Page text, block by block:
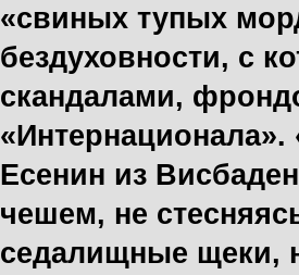
«свиных тупых
бездуховности, с
скандалами,
Есенин из
чешем, не
седалищные щеки,